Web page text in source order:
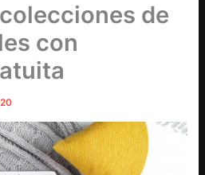
de
con